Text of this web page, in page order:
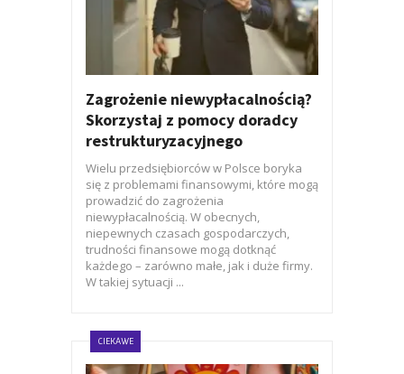
Zagrożenie niewypłacalnością?
Skorzystaj z pomocy doradcy
restrukturyzacyjnego
Wielu przedsiębiorców w Polsce boryka
się z problemami finansowymi, które mogą
prowadzić do zagrożenia
niewypłacalnością. W obecnych,
niepewnych czasach gospodarczych,
trudności finansowe mogą dotknąć
każdego – zarówno małe, jak i duże firmy.
W takiej sytuacji ...
CIEKAWE